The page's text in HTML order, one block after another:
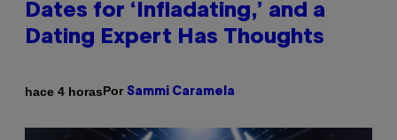
Dates for ‘Infladating,’ and a
Dating Expert Has Thoughts
hace 4 horasPor Sammi Caramela